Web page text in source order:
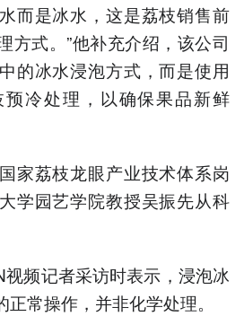
而是冰水，这是荔枝销售前
方式。”他补充介绍，该公司
的冰水浸泡方式，而是使用
冷处理，以确保果品新鲜
家荔枝龙眼产业技术体系岗
学园艺学院教授吴振先从科
频记者采访时表示，浸泡冰
常操作，并非化学处理。